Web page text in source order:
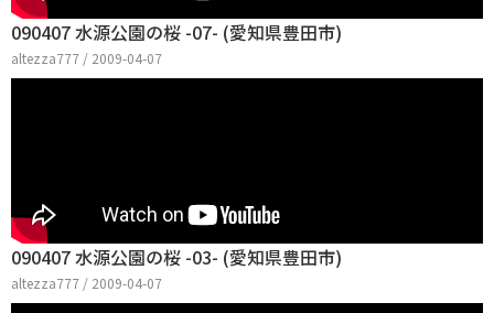
090407 水源公園の桜 -07- (愛知県豊田市)
altezza777 / 2009-04-07
090407 水源公園の桜 -03- (愛知県豊田市)
altezza777 / 2009-04-07